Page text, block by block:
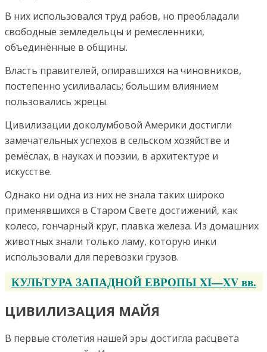
В них использовался труд рабов, но преобладали
свободные земледельцы и ремесленники,
объединённые в общины.
Власть правителей, опиравшихся на чиновников,
постепенно усиливалась; большим влиянием
пользовались жрецы.
Цивилизации доколумбовой Америки достигли
замечательных успехов в сельском хозяйстве и
ремёслах, в науках и поэзии, в архитектуре и
искусстве.
Однако ни одна из них не знала таких широко
применявшихся в Старом Свете достижений, как
колесо, гончарный круг, плавка железа. Из домашних
животных знали только ламу, которую инки
использовали для перевозки грузов.
КУЛЬТУРА ЗАПАДНОЙ ЕВРОПЫ XI—XV вв.
ЦИВИЛИЗАЦИЯ МАЙЯ
В первые столетия нашей эры достигла расцвета